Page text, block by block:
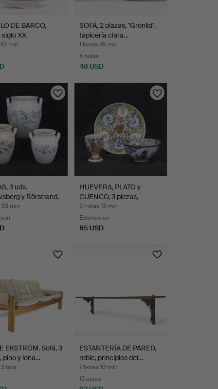
DE BARCO,
XX.
min
SOFÁ, 2 plazas, "Grönlid",
tapicería clara…
1 horas 45 min
4 pujas
48 USD
3 uds.
y Rörstrand,
33 min
HUEVERA, PLATO y
CUENCO, 3 piezas,
porcela…
5 horas 13 min
Estimación
85 USD
EKSTRÖM. Sofá, 3
pino y lona…
min
ESTANTERÍA DE PARED,
roble, principios del…
7 horas 10 min
15 pujas